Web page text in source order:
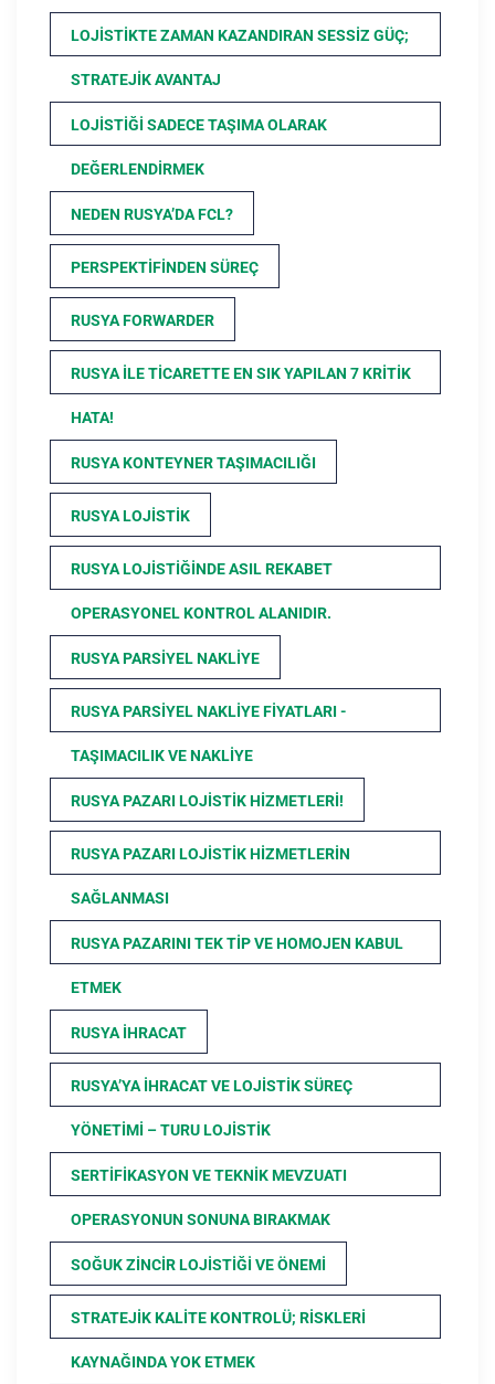
LOJISTIKTE ZAMAN KAZANDIRAN SESSIZ GÜÇ;
STRATEJIK AVANTAJ
LOJISTIĞI SADECE TAŞIMA OLARAK
DEĞERLENDIRMEK
NEDEN RUSYA’DA FCL?
PERSPEKTIFINDEN SÜREÇ
RUSYA FORWARDER
RUSYA ILE TICARETTE EN SIK YAPILAN 7 KRITIK
HATA!
RUSYA KONTEYNER TAŞIMACILIĞI
RUSYA LOJISTIK
RUSYA LOJISTIĞINDE ASIL REKABET
OPERASYONEL KONTROL ALANIDIR.
RUSYA PARSIYEL NAKLIYE
RUSYA PARSIYEL NAKLIYE FIYATLARI -
TAŞIMACILIK VE NAKLIYE
RUSYA PAZARI LOJISTIK HIZMETLERI!
RUSYA PAZARI LOJISTIK HIZMETLERIN
SAĞLANMASI
RUSYA PAZARINI TEK TIP VE HOMOJEN KABUL
ETMEK
RUSYA İHRACAT
RUSYA’YA İHRACAT VE LOJISTIK SÜREÇ
YÖNETIMI – TURU LOJISTIK
SERTIFIKASYON VE TEKNIK MEVZUATI
OPERASYONUN SONUNA BIRAKMAK
SOĞUK ZINCIR LOJISTIĞI VE ÖNEMI
STRATEJIK KALITE KONTROLÜ; RISKLERI
KAYNAĞINDA YOK ETMEK